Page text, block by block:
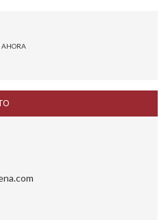
AHORA